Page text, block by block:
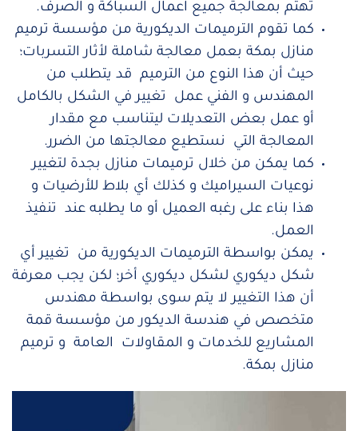
تهتم بمعالجة جميع اعمال السباكة و الصرف.
كما تقوم الترميمات الديكورية من مؤسسة ترميم
منازل بمكة بعمل معالجة شاملة لأثار التسربات؛
حيث أن هذا النوع من الترميم قد يتطلب من
المهندس و الفني عمل تغيير في الشكل بالكامل
أو عمل بعض التعديلات ليتناسب مع مقدار
المعالجة التي نستطيع معالجتها من الضرر.
كما يمكن من خلال ترميمات منازل بجدة لتغيير
نوعيات السيراميك و كذلك أي بلاط للأرضيات و
هذا بناء على رغبه العميل أو ما يطلبه عند تنفيذ
العمل.
يمكن بواسطة الترميمات الديكورية من تغيير أي
شكل ديكوري لشكل ديكوري أخر؛ لكن يجب معرفة
أن هذا التغيير لا يتم سوى بواسطة مهندس
متخصص في هندسة الديكور من مؤسسة قمة
المشاريع للخدمات و المقاولات العامة و ترميم
منازل بمكة.